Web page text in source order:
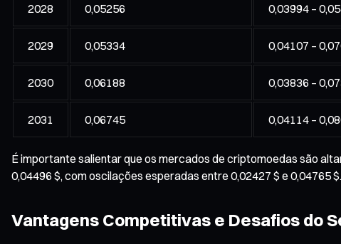
2028 0,05256 0,03994 –
2029 0,05334 0,04107 –
2030 0,06188 0,03836 –
2031 0,06745 0,04114 –
É importante salientar que os mercados de criptomoedas são
0,04496 $, com oscilações esperadas entre 0,02427 $ e 0,04765
Vantagens Competitivas e Desafios do